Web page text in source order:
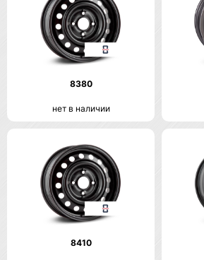
8380
нет в наличии
8410